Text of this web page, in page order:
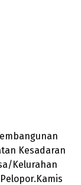
Kesadaran
Kelurahan